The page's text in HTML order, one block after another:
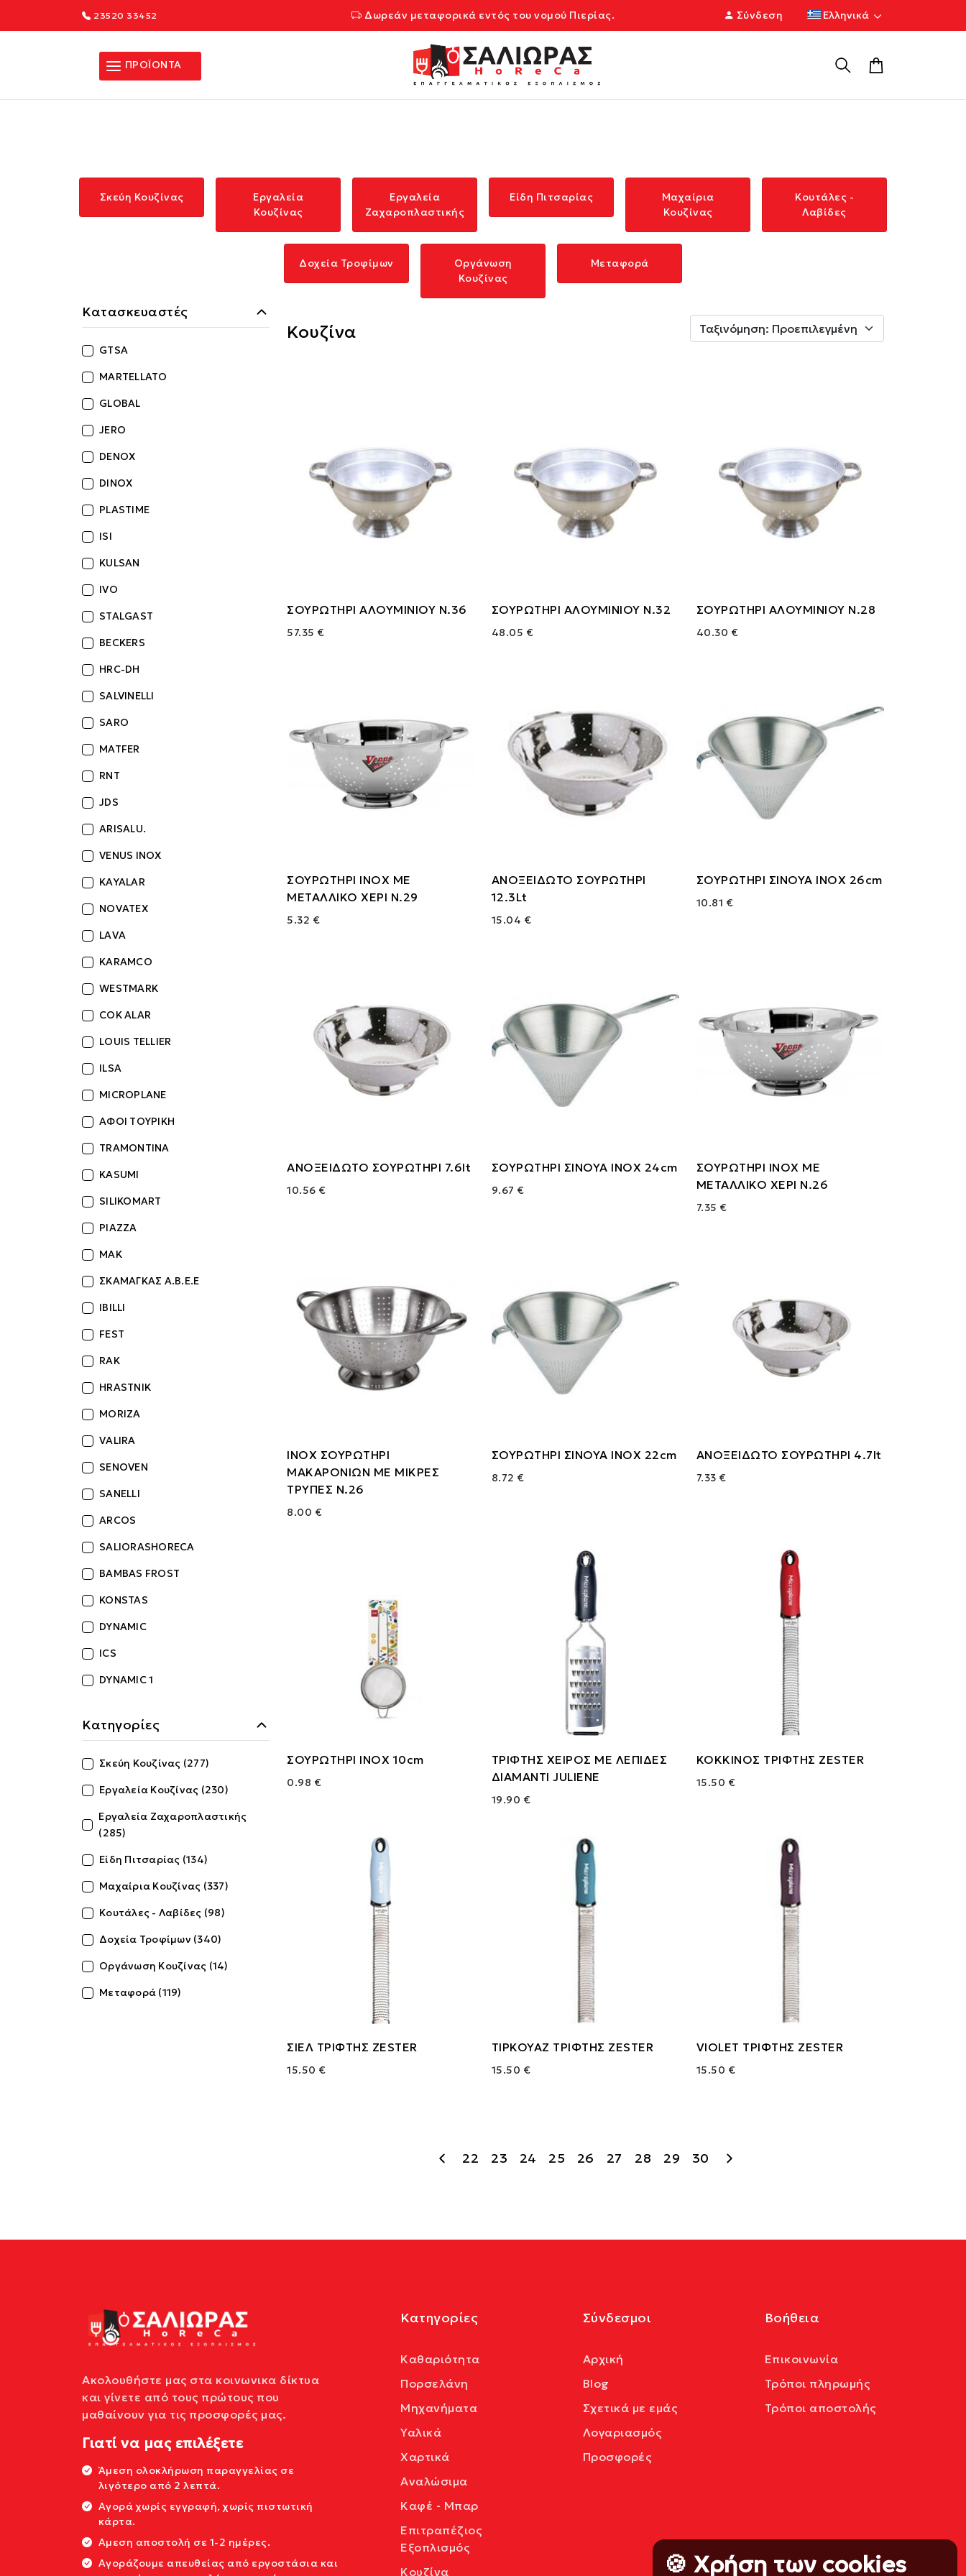
🍪 Χρήση των cookies
23520 33452 Δωρεάν μεταφορικά εντός του νομού Πιερίας. Σύνδεση Ελληνικά
ΠΡΟΪΟΝΤΑ
Σκεύη Κουζίνας
Εργαλεία
Κουζίνας
Εργαλεία
Ζαχαροπλαστικής
Είδη Πιτσαρίας
Μαχαίρια
Κουζίνας
Κουτάλες -
Λαβίδες
Δοχεία Τροφίμων
Οργάνωση
Κουζίνας
Μεταφορά
Κουζίνα
ΣΟΥΡΩΤΗΡΙ ΑΛΟΥΜΙΝΙΟΥ Ν.36
57.35 €
ΣΟΥΡΩΤΗΡΙ ΑΛΟΥΜΙΝΙΟΥ Ν.32
48.05 €
ΣΟΥΡΩΤΗΡΙ ΑΛΟΥΜΙΝΙΟΥ Ν.28
40.30 €
ΣΟΥΡΩΤΗΡΙ ΙΝΟΧ ΜΕ
ΜΕΤΑΛΛΙΚΟ ΧΕΡΙ Ν.29
5.32 €
ΑΝΟΞΕΙΔΩΤΟ ΣΟΥΡΩΤΗΡΙ
12.3Lt
15.04 €
ΣΟΥΡΩΤΗΡΙ ΣΙΝΟΥΑ ΙΝΟΧ 26cm
10.81 €
ΑΝΟΞΕΙΔΩΤΟ ΣΟΥΡΩΤΗΡΙ 7.6lt
10.56 €
ΣΟΥΡΩΤΗΡΙ ΣΙΝΟΥΑ ΙΝΟΧ 24cm
9.67 €
ΣΟΥΡΩΤΗΡΙ ΙΝΟΧ ΜΕ
ΜΕΤΑΛΛΙΚΟ ΧΕΡΙ Ν.26
7.35 €
ΙΝΟΧ ΣΟΥΡΩΤΗΡΙ
ΜΑΚΑΡΟΝΙΩΝ ΜΕ ΜΙΚΡΕΣ
ΤΡΥΠΕΣ Ν.26
8.00 €
ΣΟΥΡΩΤΗΡΙ ΣΙΝΟΥΑ ΙΝΟΧ 22cm
8.72 €
ΑΝΟΞΕΙΔΩΤΟ ΣΟΥΡΩΤΗΡΙ 4.7lt
7.33 €
ΣΟΥΡΩΤΗΡΙ ΙΝΟΧ 10cm
0.98 €
ΤΡΙΦΤΗΣ ΧΕΙΡΟΣ ΜΕ ΛΕΠΙΔΕΣ
ΔΙΑΜΑΝΤΙ JULIENE
19.90 €
ΚΟΚΚΙΝΟΣ ΤΡΙΦΤΗΣ ZESTER
15.50 €
ΣΙΕΛ ΤΡΙΦΤΗΣ ZESTER
15.50 €
ΤΙΡΚΟΥΑΖ ΤΡΙΦΤΗΣ ZESTER
15.50 €
VIOLET ΤΡΙΦΤΗΣ ZESTER
15.50 €
22 23 24 25 26 27 28 29 30
Κατασκευαστές
GTSA
MARTELLATO
GLOBAL
JERO
DENOX
DINOX
PLASTIME
ISI
KULSAN
IVO
STALGAST
BECKERS
HRC-DH
SALVINELLI
SARO
MATFER
RNT
JDS
ARISALU.
VENUS INOX
KAYALAR
NOVATEX
LAVA
KARAMCO
WESTMARK
COK ALAR
LOUIS TELLIER
ILSA
MICROPLANE
ΑΦΟΙ ΤΟΥΡΙΚΗ
TRAMONTINA
KASUMI
SILIKOMART
PIAZZA
MAK
ΣΚΑΜΑΓΚΑΣ Α.Β.Ε.Ε
IBILLI
FEST
RAK
HRASTNIK
MORIZA
VALIRA
SENOVEN
SANELLI
ARCOS
SALIORASHORECA
BAMBAS FROST
KONSTAS
DYNAMIC
ICS
DYNAMIC 1
Κατηγορίες
Σκεύη Κουζίνας (277)
Εργαλεία Κουζίνας (230)
Εργαλεία Ζαχαροπλαστικής
(285)
Είδη Πιτσαρίας (134)
Μαχαίρια Κουζίνας (337)
Κουτάλες - Λαβίδες (98)
Δοχεία Τροφίμων (340)
Οργάνωση Κουζίνας (14)
Μεταφορά (119)
Ακολουθήστε μας στα κοινωνικα δίκτυα
και γίνετε από τους πρώτους που
μαθαίνουν για τις προσφορές μας.
Γιατί να μας επιλέξετε
Άμεση ολοκλήρωση παραγγελίας σε
λιγότερο από 2 λεπτά.
Αγορά χωρίς εγγραφή, χωρίς πιστωτική
κάρτα.
Αμεση αποστολή σε 1-2 ημέρες.
Αγοράζουμε απευθείας από εργοστάσια και
Κατηγορίες
Καθαριότητα
Πορσελάνη
Μηχανήματα
Υαλικά
Χαρτικά
Αναλώσιμα
Καφέ - Μπαρ
Επιτραπέζιος
Εξοπλισμός
Κουζίνα
Σύνδεσμοι
Αρχική
Blog
Σχετικά με εμάς
Λογαριασμός
Προσφορές
Βοήθεια
Επικοινωνία
Τρόποι πληρωμής
Τρόποι αποστολής